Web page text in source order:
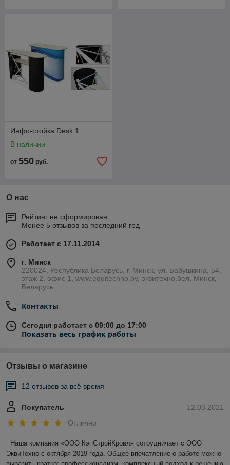
Инфо-стойка Desk 1
В наличии
от 550 руб.
О нас
Рейтинг не сформирован
Менее 5 отзывов за последний год
Работает с 17.11.2014
г. Минск
220024, Республика Беларусь, г. Минск, ул. Бабушкина, 54,
этаж 2, офис 1, www.equitechno.by, эквитехно.бел, Минск,
Беларусь
Контакты
Сегодня работает с 09:00 до 17:00
Показать весь график работы
Отзывы о магазине
12 отзывов за всё время
12.03.2021
Покупатель
Отлично
Наша компания «ООО КэпСтройКровля сотрудничает с ООО
ЭквиТехно с октября 2019 года. Общее впечатление о работе можно